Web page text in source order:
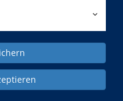
in Wagrain